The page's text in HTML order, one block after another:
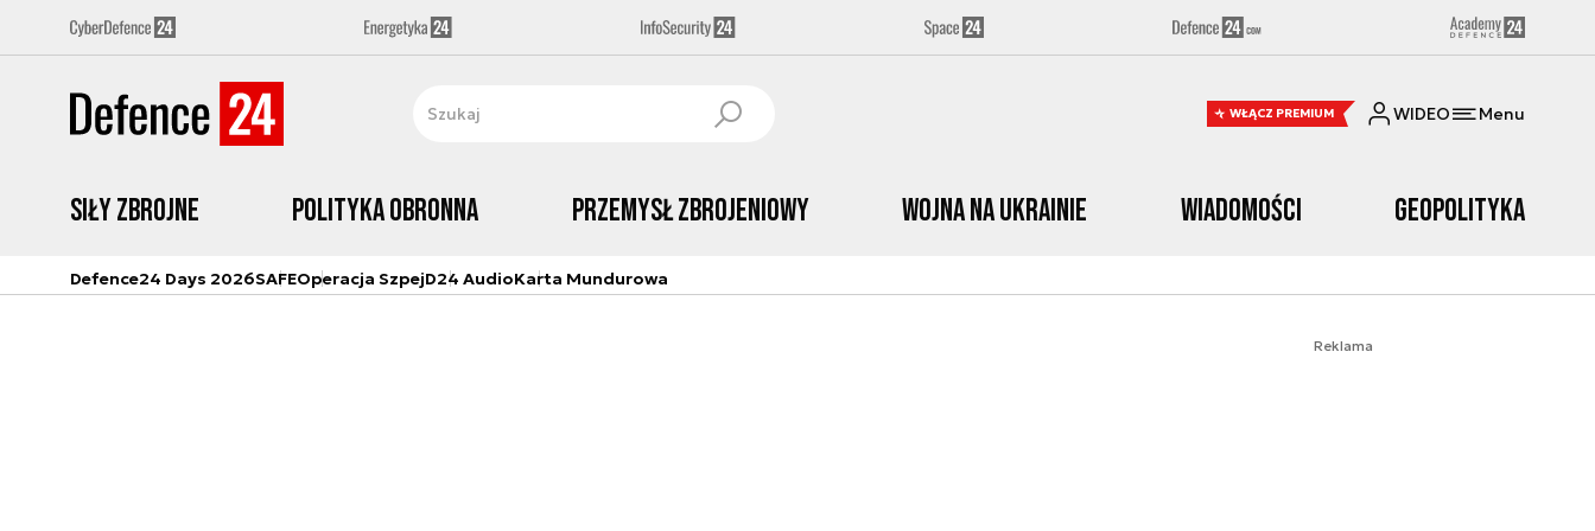
WŁĄCZ PREMIUM WIDEO Menu
Siły zbrojne Polityka obronna Przemysł Zbrojeniowy Wojna na Ukrainie Wiadomości Geopolityka
Defence24 Days 2026SAFEOperacja SzpejD24 AudioKarta Mundurowa
Reklama